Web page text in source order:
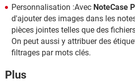
Personnalisation :Avec NoteCase
d'ajouter des images dans les
pièces jointes telles que des
On peut aussi y attribuer des
filtrages par mots clés.
Plus